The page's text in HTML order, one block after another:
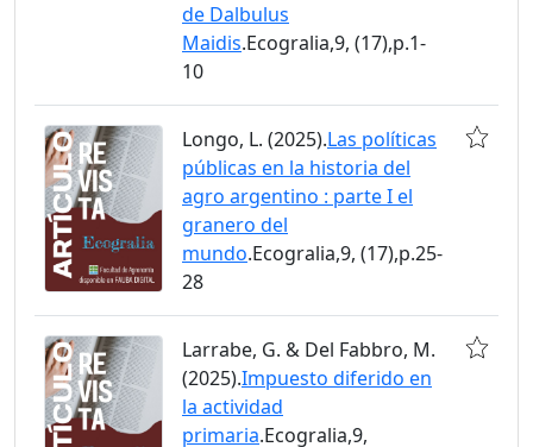
de Dalbulus
Maidis.Ecogralia,9, (17),p.1-
10
Longo, L. (2025).Las políticas
públicas en la historia del
agro argentino : parte I el
granero del
mundo.Ecogralia,9, (17),p.25-
28
Larrabe, G. & Del Fabbro, M.
(2025).Impuesto diferido en
la actividad
primaria.Ecogralia,9,